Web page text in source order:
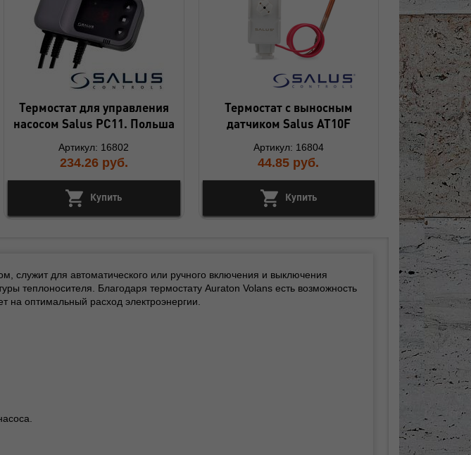
Термостат для управления
насосом Salus PC11. Польша
Артикул: 16802
234.26 руб.
Купить
Термостат с выносным
датчиком Salus AT10F
Артикул: 16804
44.85 руб.
Купить
служит для автоматического или ручного включения и выключения
теплоносителя. Благодаря термостату Auraton Volans есть возможность
на оптимальный расход электроэнергии.